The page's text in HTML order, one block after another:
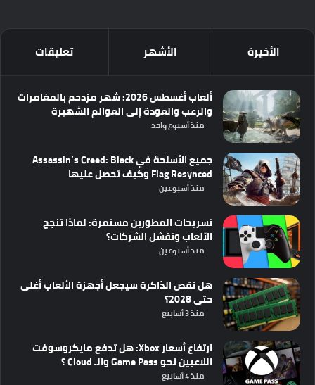
الأخيرة الأشهر تعليقات
ألعاب أغسطس 2026: شهر مزدحم بالمغامرات
والرعب والعودة إلى العوالم الشهيرة
منذ أسبوع واحد
جميع الأسلحة في Assassin’s Creed: Black
Flag Resynced وكيف تحصل عليها
منذ أسبوعين
تسريحات المطورين مستمرة: لماذا تنجح
الألعاب وتفشل الشركات؟
منذ أسبوعين
هل نقص الذاكرة سيجعل أجهزة الألعاب أغلى
حتى 2028؟
منذ 3 أسابيع
ارتفاع أسعار Xbox: هل تدفع مايكروسوفت
اللاعبين نحو Game Pass والـ Cloud ؟
منذ 4 أسابيع